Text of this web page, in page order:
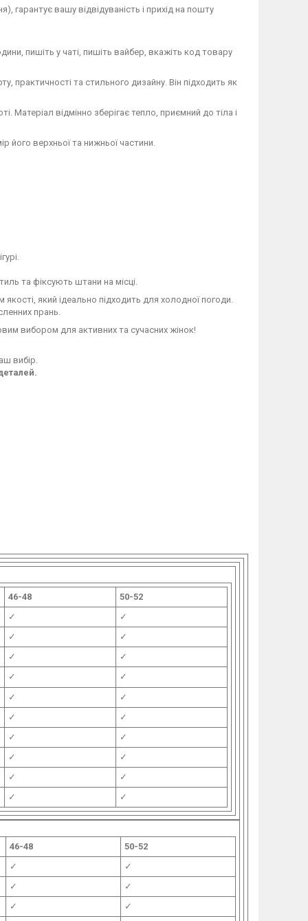
гарантує вашу відвідуваність і прихід на пошту
пишіть у чаті, пишіть вайбер, вкажіть код товару
практичності та стильного дизайну. Він підходить як
Матеріал відмінно зберігає тепло, приємний до тіла і
верхньої та нижньої частини.
та фіксують штани на місці.
який ідеально підходить для холодної погоди.
прань.
вибором для активних та сучасних жінок!
вибір.
46-48
50-52
✓
✓
✓
✓
✓
✓
✓
✓
✓
✓
✓
✓
✓
✓
✓
✓
✓
✓
✓
✓
46-48
50-52
✓
✓
✓
✓
✓
✓